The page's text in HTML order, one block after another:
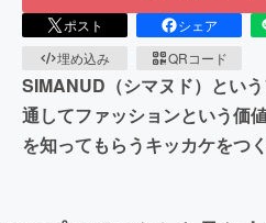
ポスト シェア
埋め込み
QRコード
SIMANUD（シマヌド）とい
通してファッションという価
を知ってもらうキッカケをつ